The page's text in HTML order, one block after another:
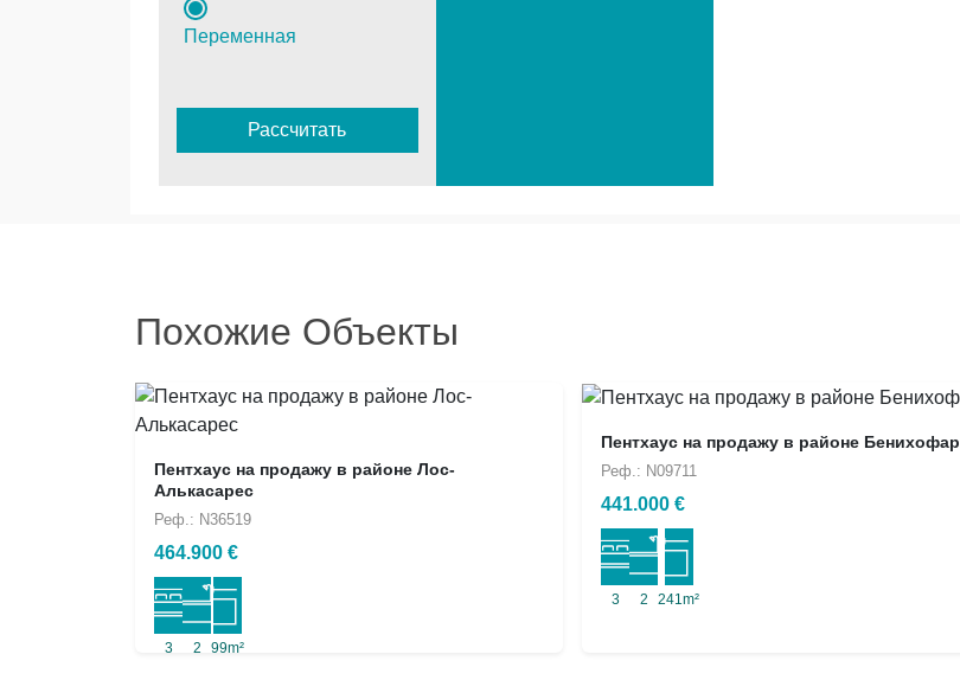
Переменная
Рассчитать
Похожие Объекты
Пентхаус на продажу в районе Лос-
Алькасарес
Реф.: N36519
464.900 €
3 2 99m²
Пентхаус на продажу в районе Бенихофар
Реф.: N09711
441.000 €
3 2 241m²